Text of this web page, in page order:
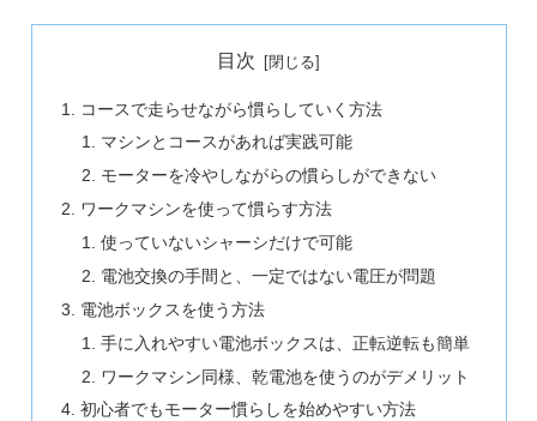
目次
コースで走らせながら慣らしていく方法
マシンとコースがあれば実践可能
モーターを冷やしながらの慣らしができない
ワークマシンを使って慣らす方法
使っていないシャーシだけで可能
電池交換の手間と、一定ではない電圧が問題
電池ボックスを使う方法
手に入れやすい電池ボックスは、正転逆転も簡単
ワークマシン同様、乾電池を使うのがデメリット
初心者でもモーター慣らしを始めやすい方法